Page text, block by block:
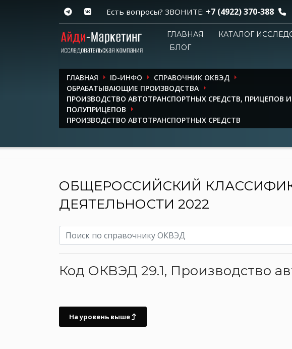
Есть вопросы? ЗВОНИТЕ: +7 (4922) 370-388
ГЛАВНАЯ КАТАЛОГ
БЛОГ
ГЛАВНАЯ ID-ИНФО
СПРАВОЧНИК ОКВЭД
ОБРАБАТЫВАЮЩИЕ ПРОИЗВОДСТВА
ПРОИЗВОДСТВО АВТОТРАНСПОРТНЫХ СРЕДСТВ, ПРИЦЕПОВ И
ПОЛУПРИЦЕПОВ
ПРОИЗВОДСТВО АВТОТРАНСПОРТНЫХ СРЕДСТВ
ОБЩЕРОССИЙСКИЙ
ДЕЯТЕЛЬНОСТИ 2022
Код ОКВЭД 29.1, Производство
На уровень выше